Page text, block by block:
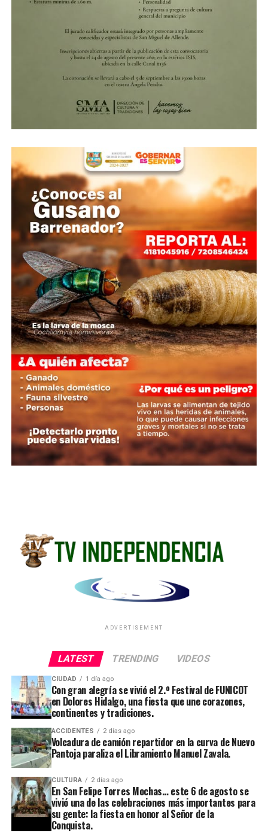
ADVERTISEMENT
ADVERTISEMENT
LATEST TRENDING VIDEOS
CIUDAD 1 día ago
Con gran alegría se vivió el 2.º Festival de FUNICOT
en Dolores Hidalgo, una fiesta que une corazones,
continentes y tradiciones.
ACCIDENTES 2 días ago
Volcadura de camión repartidor en la curva de Nuevo
Pantoja paraliza el Libramiento Manuel Zavala.
CULTURA 2 días ago
En San Felipe Torres Mochas… este 6 de agosto se
vivió una de las celebraciones más importantes para
su gente: la fiesta en honor al Señor de la
Conquista.